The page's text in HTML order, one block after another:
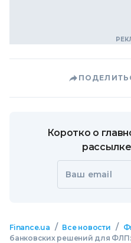
Коротко о
Ваш email
Finance.ua / Все новости /
банковских решений для